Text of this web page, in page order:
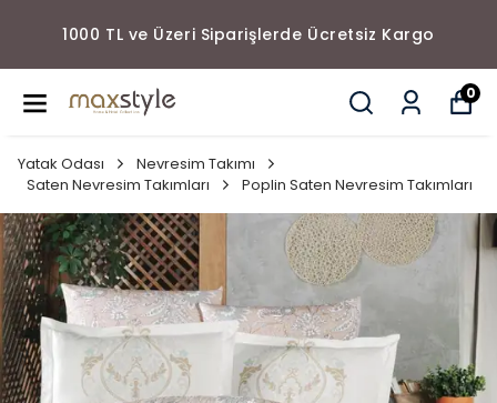
1000 TL ve Üzeri Siparişlerde Ücretsiz Kargo
0
Yatak Odası
Nevresim Takımı
Saten Nevresim Takımları
Poplin Saten Nevresim Takımları